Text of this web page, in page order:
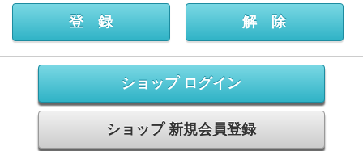
ショップ ログイン
ショップ 新規会員登録